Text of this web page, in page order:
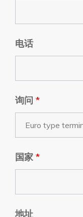
电话
询问 *
国家 *
地址